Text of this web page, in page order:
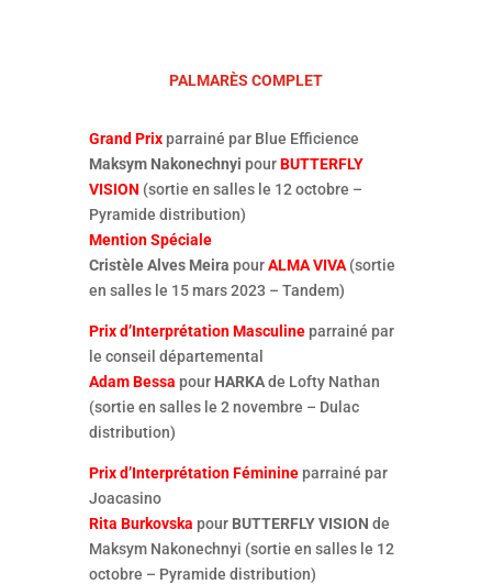
PALMARÈS COMPLET
Grand Prixparrainé par Blue Efficience
Maksym Nakonechnyi pourBUTTERFLY
VISION (sortie en salles le 12 octobre –
Pyramide distribution)
Mention Spéciale
Cristèle Alves Meira pourALMA VIVA(sortie
en salles le 15 mars 2023 – Tandem)
Prix d’Interprétation Masculineparrainé par
le conseil départemental
Adam Bessa pour HARKAde Lofty Nathan
(sortie en salles le 2 novembre – Dulac
distribution)
Prix d’Interprétation Féminineparrainé par
Joacasino
Rita Burkovska pour BUTTERFLY VISION de
Maksym Nakonechnyi (sortie en salles le 12
octobre – Pyramide distribution)